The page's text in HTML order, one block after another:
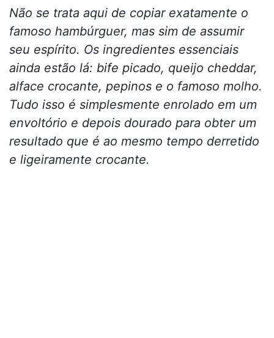
Não se trata aqui de copiar exatamente o
famoso hambúrguer, mas sim de assumir
seu espírito. Os ingredientes essenciais
ainda estão lá: bife picado, queijo cheddar,
alface crocante, pepinos e o famoso molho.
Tudo isso é simplesmente enrolado em um
envoltório e depois dourado para obter um
resultado que é ao mesmo tempo derretido
e ligeiramente crocante.